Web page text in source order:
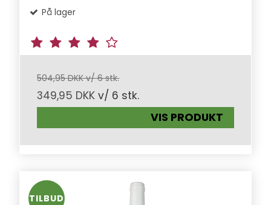
På lager
504,95 DKK v/ 6 stk.
349,95 DKK v/ 6 stk.
VIS PRODUKT
TILBUD